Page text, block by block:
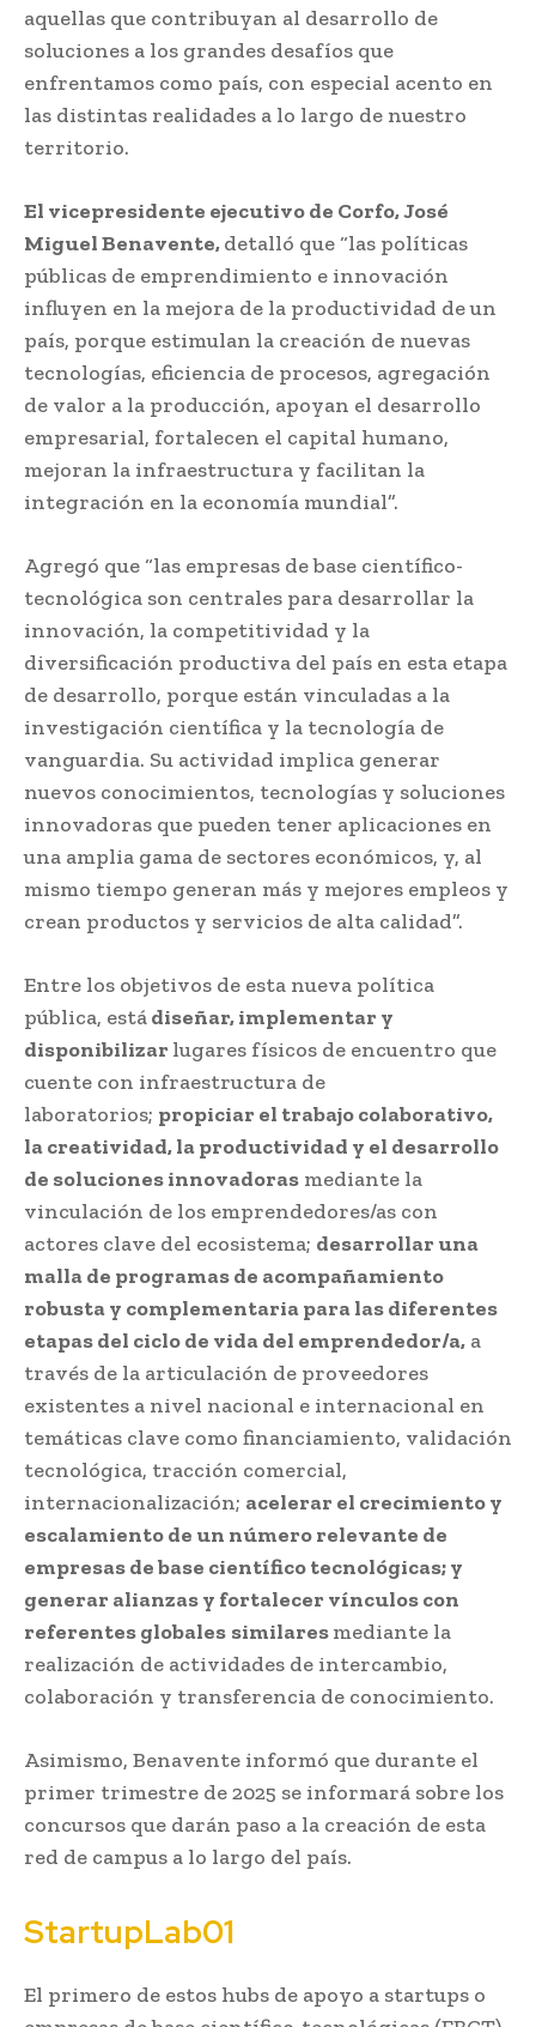
aquellas que contribuyan al desarrollo de
soluciones a los grandes desafíos que
enfrentamos como país, con especial acento en
las distintas realidades a lo largo de nuestro
territorio.
El vicepresidente ejecutivo de Corfo, José
Miguel Benavente,detalló que “las políticas
públicas de emprendimiento e innovación
influyen en la mejora de la productividad de un
país, porque estimulan la creación de nuevas
tecnologías, eficiencia de procesos, agregación
de valor a la producción, apoyan el desarrollo
empresarial, fortalecen el capital humano,
mejoran la infraestructura y facilitan la
integración en la economía mundial”.
Agregó que “las empresas de base científico-
tecnológica son centrales para desarrollar la
innovación, la competitividad y la
diversificación productiva del país en esta etapa
de desarrollo, porque están vinculadas a la
investigación científica y la tecnología de
vanguardia. Su actividad implica generar
nuevos conocimientos, tecnologías y soluciones
innovadoras que pueden tener aplicaciones en
una amplia gama de sectores económicos, y, al
mismo tiempo generan más y mejores empleos y
crean productos y servicios de alta calidad”.
Entre los objetivos de esta nueva política
pública, estádiseñar, implementar y
disponibilizarlugares físicos de encuentro que
cuente con infraestructura de
laboratorios; propiciar el trabajo colaborativo,
la creatividad, la productividad y el desarrollo
de soluciones innovadoras mediante la
vinculación de los emprendedores/as con
actores clave del ecosistema; desarrollar una
malla de programas de acompañamiento
robusta y complementaria para las diferentes
etapas del ciclo de vida del emprendedor/a, a
través de la articulación de proveedores
existentes a nivel nacional e internacional en
temáticas clave como financiamiento, validación
tecnológica, tracción comercial,
internacionalización; acelerar el crecimiento y
escalamiento de un número relevante de
empresas de base científico tecnológicas; y
generar alianzas y fortalecer vínculos con
referentes globales similaresmediante la
realización de actividades de intercambio,
colaboración y transferencia de conocimiento.
Asimismo, Benavente informó que durante el
primer trimestre de 2025 se informará sobre los
concursos que darán paso a la creación de esta
red de campus a lo largo del país.
StartupLab01
El primero de estos hubs de apoyo a startups o